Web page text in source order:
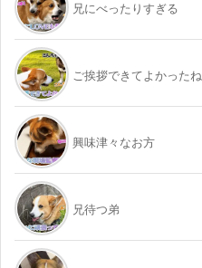
兄にべったりすぎる
ご挨拶できてよかったね
興味津々なお方
兄待つ弟